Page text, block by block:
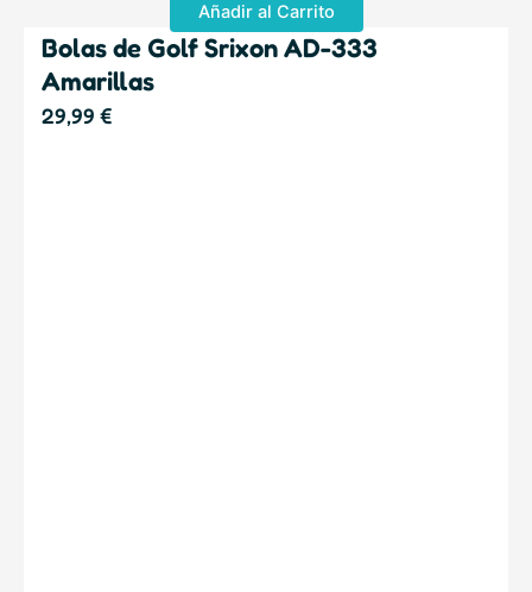
Añadir al Carrito
Bolas de Golf Srixon AD-333
Amarillas
29,99 €